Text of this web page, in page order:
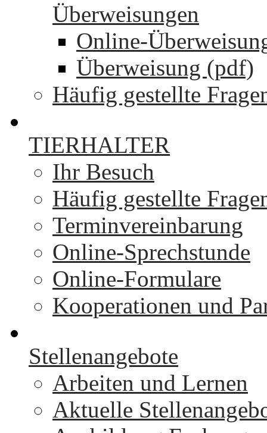
Überweisungen
Online-
Überweisung (pdf)
Häufig gestellte
TIERHALTER
Ihr Besuch
Häufig gestellte
Terminvereinbarung
Online-Sprechstunde
Online-Formulare
Kooperationen und
Stellenangebote
Arbeiten und Lernen
Aktuelle